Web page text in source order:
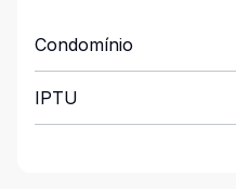
Condomínio
IPTU